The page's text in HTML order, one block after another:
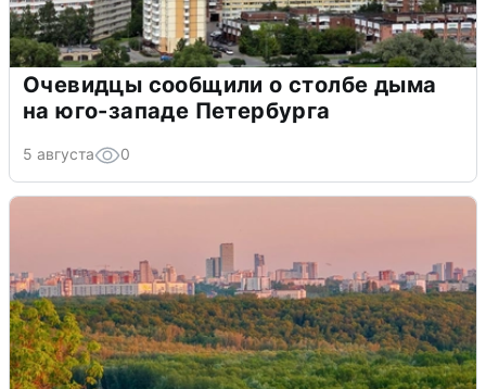
Очевидцы сообщили о столбе дыма
на юго-западе Петербурга
5 августа 0